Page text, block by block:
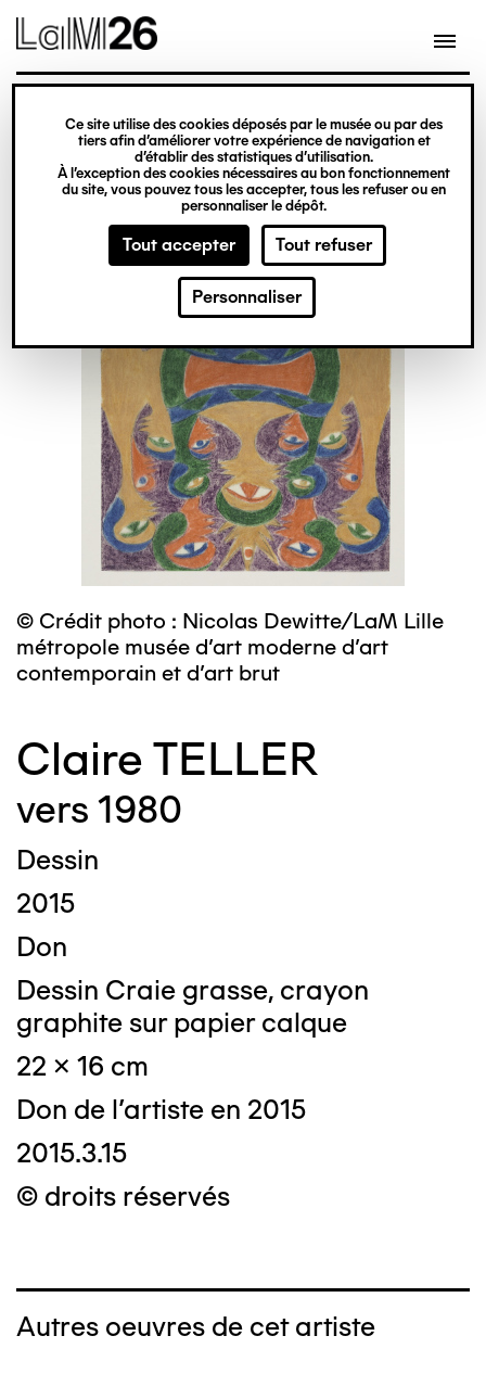
Gestion des cookies
Ce site utilise des cookies déposés par le musée ou par des
tiers afin d’améliorer votre expérience de navigation et
d’établir des statistiques d’utilisation.
À l’exception des cookies nécessaires au bon fonctionnement
du site, vous pouvez tous les accepter, tous les refuser ou en
personnaliser le dépôt.
Tout accepter Tout refuser
Personnaliser
contenu
© Crédit photo : Nicolas Dewitte/LaM Lille
métropole musée d’art moderne d’art
contemporain et d’art brut
Claire TELLER
vers 1980
Dessin
2015
Don
Dessin Craie grasse, crayon
graphite sur papier calque
22 x 16 cm
Don de l'artiste en 2015
2015.3.15
© droits réservés
Autres oeuvres de cet artiste